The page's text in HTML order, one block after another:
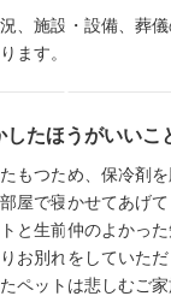
、施設・設備、葬
ます。
たほうがいいこ
もつため、保冷剤
屋で寝かせてあげて
と生前仲のよかっ
お別れをしていた
ペットは悲しむご